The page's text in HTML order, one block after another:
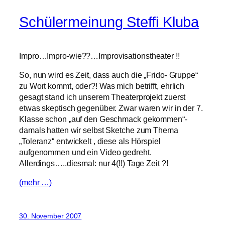
Schülermeinung Steffi Kluba
Impro…Impro-wie??…Improvisationstheater !!
So, nun wird es Zeit, dass auch die „Frido- Gruppe“
zu Wort kommt, oder?! Was mich betrifft, ehrlich
gesagt stand ich unserem Theaterprojekt zuerst
etwas skeptisch gegenüber. Zwar waren wir in der 7.
Klasse schon „auf den Geschmack gekommen“-
damals hatten wir selbst Sketche zum Thema
„Toleranz“ entwickelt , diese als Hörspiel
aufgenommen und ein Video gedreht.
Allerdings…..diesmal: nur 4(!!) Tage Zeit ?!
(mehr …)
30. November 2007